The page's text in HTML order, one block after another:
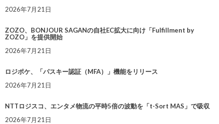
2026年7月21日
ZOZO、BONJOUR SAGANの自社EC拡大に向け「Fulfillment by
ZOZO」を提供開始
2026年7月21日
ロジポケ、「パスキー認証（MFA）」機能をリリース
2026年7月21日
NTTロジスコ、エンタメ物流の平時5倍の波動を「t-Sort MAS」で吸収
2026年7月21日